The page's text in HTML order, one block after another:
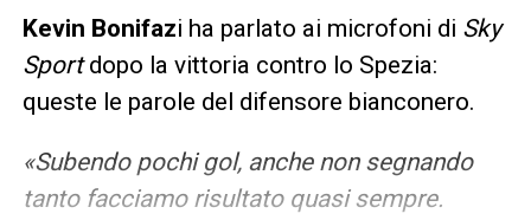
Kevin Bonifazi ha parlato ai microfoni di Sky
Sportdopo la vittoria contro lo Spezia:
queste le parole del difensore bianconero.
«Subendo pochi gol, anche non segnando
tanto facciamo risultato quasi sempre.